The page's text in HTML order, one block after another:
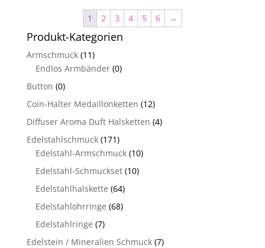
1 2 3 4 5 6 →
Produkt-Kategorien
Armschmuck (11)
Endlos Armbänder (0)
Button (0)
Coin-Halter Medaillonketten (12)
Diffuser Aroma Duft Halsketten (4)
Edelstahlschmuck (171)
Edelstahl-Armschmuck (10)
Edelstahl-Schmuckset (10)
Edelstahlhalskette (64)
Edelstahlohrringe (68)
Edelstahlringe (7)
Edelstein / Mineralien Schmuck (7)